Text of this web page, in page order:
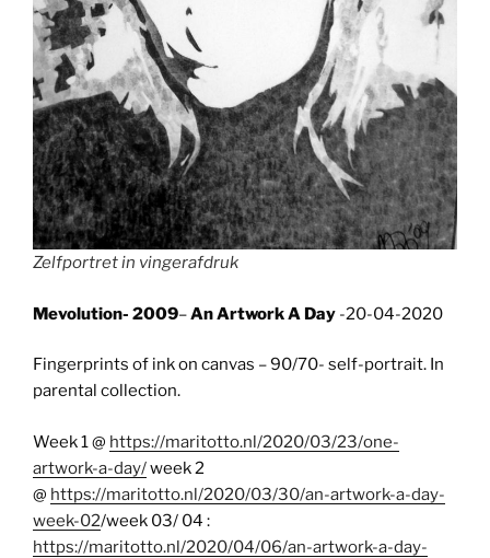
Zelfportret in vingerafdruk
Mevolution- 2009–An Artwork A Day -20-04-2020
Fingerprints of ink on canvas – 90/70- self-portrait. In
parental collection.
Week 1 @ https://maritotto.nl/2020/03/23/one-
artwork-a-day/week 2
@ https://maritotto.nl/2020/03/30/an-artwork-a-day-
week-02/week 03/ 04 :
https://maritotto.nl/2020/04/06/an-artwork-a-day-